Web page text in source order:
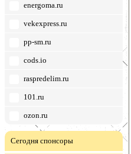
energoma.ru
vekexpress.ru
pp-sm.ru
cods.io
raspredelim.ru
101.ru
ozon.ru
Сегодня спонсоры